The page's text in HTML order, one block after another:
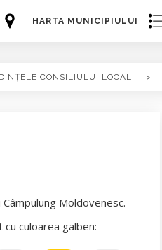
HARTA MUNICIPIULUI
CONSILIULUI LOCAL >
Moldovenesc.
culoarea galben: